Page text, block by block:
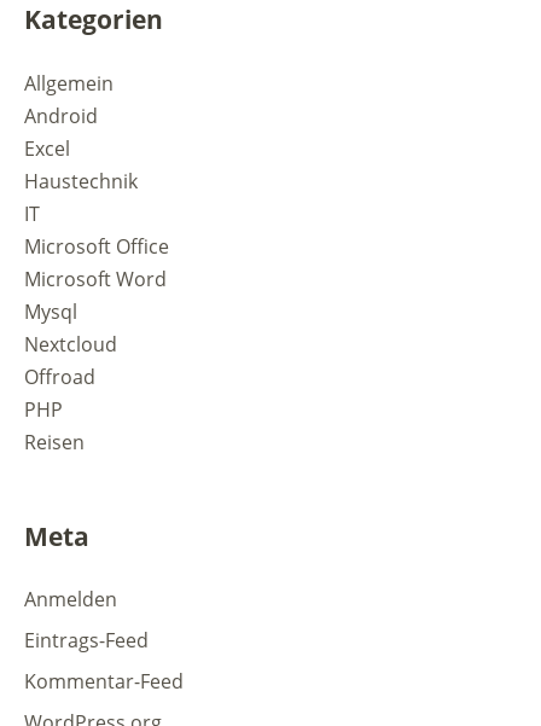
Kategorien
Allgemein
Android
Excel
Haustechnik
IT
Microsoft Office
Microsoft Word
Mysql
Nextcloud
Offroad
PHP
Reisen
Meta
Anmelden
Eintrags-Feed
Kommentar-Feed